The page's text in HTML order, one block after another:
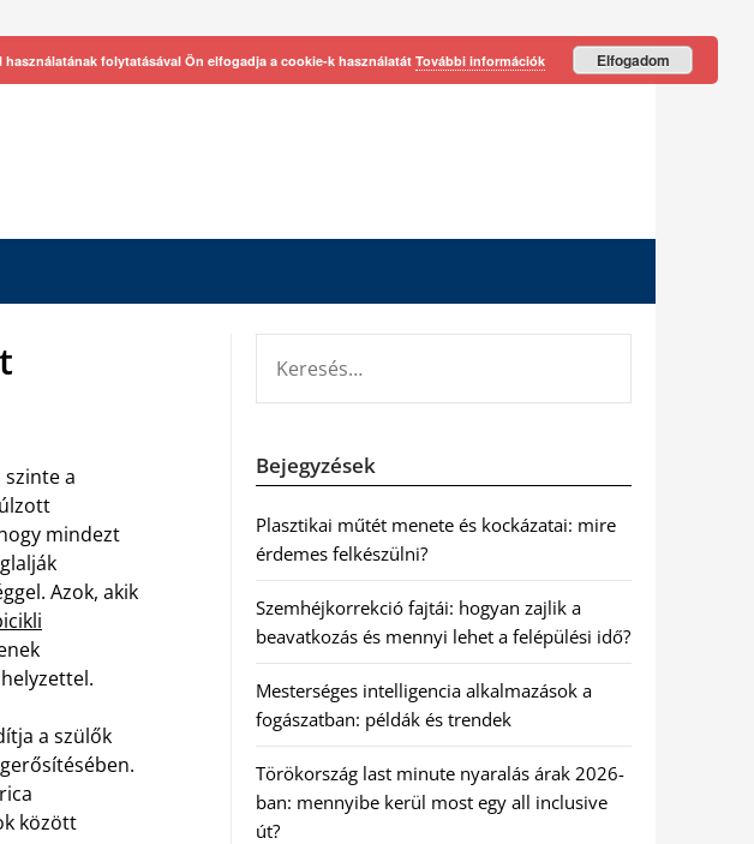
a
mindezt
Azok, akik
a szülők
között
Bejegyzések
Plasztikai műtét menete és kockázatai: mire
érdemes felkészülni?
Szemhéjkorrekció fajtái: hogyan zajlik a
beavatkozás és mennyi lehet a felépülési idő?
Mesterséges intelligencia alkalmazások a
fogászatban: példák és trendek
Törökország last minute nyaralás árak 2026-
ban: mennyibe kerül most egy all inclusive
út?
használatának folytatásával Ön elfogadja a cookie-k használatát További információk Elfogadom